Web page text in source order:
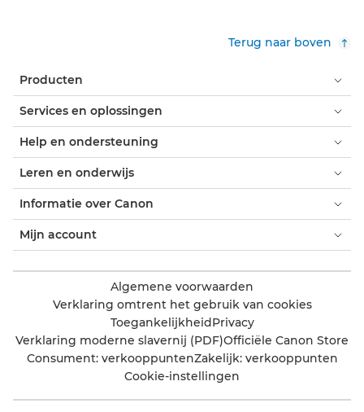
Terug naar boven
Producten
Services en oplossingen
Help en ondersteuning
Leren en onderwijs
Informatie over Canon
Mijn account
Algemene voorwaarden
Verklaring omtrent het gebruik van cookies
Toegankelijkheid Privacy
Verklaring moderne slavernij (PDF)Officiële Canon Store
Consument: verkooppuntenZakelijk: verkooppunten
Cookie-instellingen